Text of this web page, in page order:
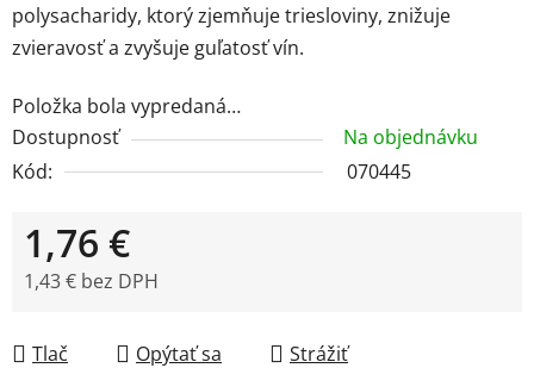
polysacharidy, ktorý zjemňuje triesloviny, znižuje
zvieravosť a zvyšuje guľatosť vín.
Položka bola vypredaná…
Dostupnosť
Na objednávku
Kód:
070445
1,76 €
1,43 € bez DPH
Tlač
Opýtať sa
Strážiť